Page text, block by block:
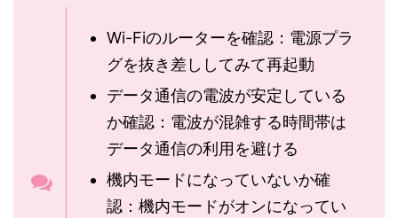
Wi-Fiのルーターを確認：電源プラ
グを抜き差ししてみて再起動
データ通信の電波が安定している
か確認：電波が混雑する時間帯は
データ通信の利用を避ける
機内モードになっていないか確
認：機内モードがオンになってい